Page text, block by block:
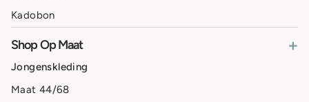
Kadobon
Shop Op Maat +
Jongenskleding
Maat 44/68